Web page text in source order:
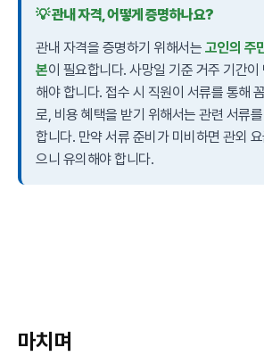
💡 관내 자격, 어떻게 증명하나요?
관내 자격을 증명하기 위해서는 고인의 주
본이 필요합니다. 사망일 기준 거주 기간이
해야 합니다. 접수 시 직원이 서류를 통해
로, 비용 혜택을 받기 위해서는 관련 서류
합니다. 만약 서류 준비가 미비하면 관외
으니 유의해야 합니다.
마치며